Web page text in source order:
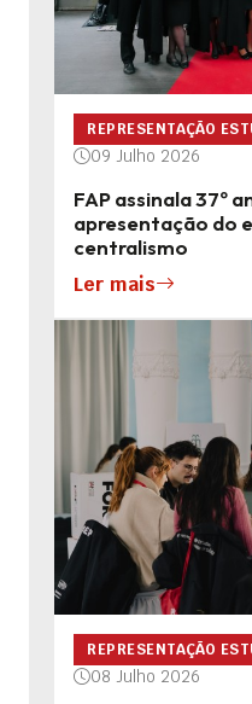
REPRESENTAÇÃO
09 Julho 2026
FAP assinala 37º
apresentação do
centralismo
Ler mais
REPRESENTAÇÃO
08 Julho 2026